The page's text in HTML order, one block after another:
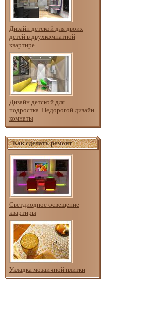
Дизайн детской для двоих
детей в двухкомнатной
квартире
Дизайн детской для
подростка. Недорогой дизайн
комнаты
Как сделать ремонт
Светдиодное освещение
квартиры
Укладка мозаичной плитки